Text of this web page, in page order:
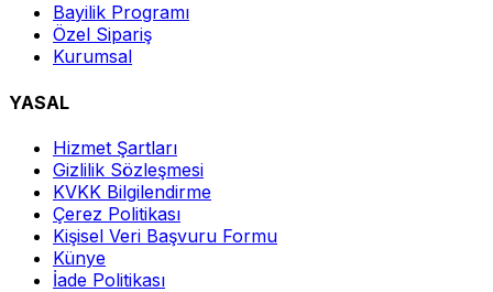
Bayilik Programı
Özel Sipariş
Kurumsal
YASAL
Hizmet Şartları
Gizlilik Sözleşmesi
KVKK Bilgilendirme
Çerez Politikası
Kişisel Veri Başvuru Formu
Künye
İade Politikası